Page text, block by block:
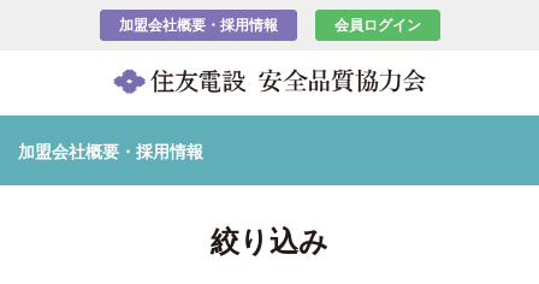
加盟会社概要・採用情報 会員ログイン
加盟会社概要・採用情報
絞り込み